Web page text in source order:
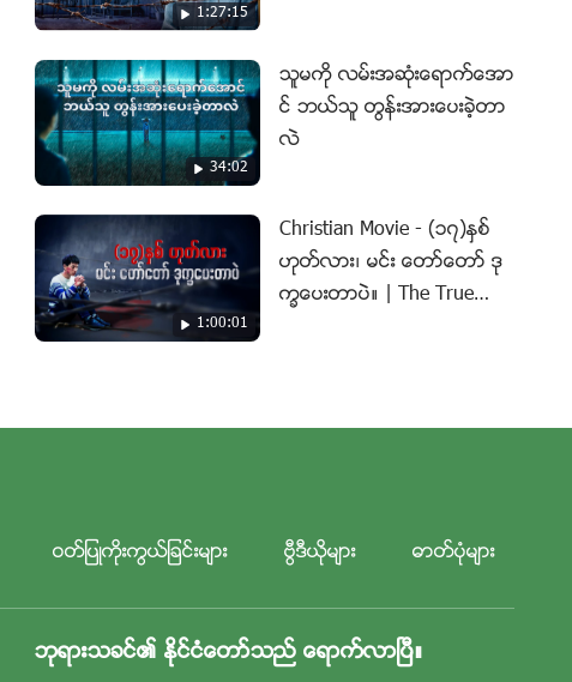
1:27:15
34:02
သူမကို လမ္းအဆုံးေရာက္ေအာ
င္ ဘယ္သူ တြန္းအားေပးခဲ့တာ
လဲ
1:00:01
Christian Movie - (၁၇)ႏွစ္
ဟုတ္လား၊ မင္း ေတာ္ေတာ္ ဒု
ကၡေပးတာပဲ။ | The True
ဝတ္ျပဳကိုးကြယ္ျခင္းမ်ား ဗြီဒီယိုမ်ား ဓာတ္ပုံမ်ား
ဘုရားသခင္၏ ႏိုင္ငံေတာ္သည္ ေရာက္လာၿပီ။